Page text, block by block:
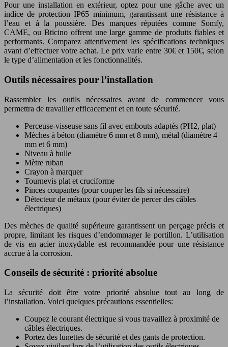
Pour une installation en extérieur, optez pour une gâche avec un
indice de protection IP65 minimum, garantissant une résistance à
l’eau et à la poussière. Des marques réputées comme Somfy,
CAME, ou Bticino offrent une large gamme de produits fiables et
performants. Comparez attentivement les spécifications techniques
avant d’effectuer votre achat. Le prix varie entre 30€ et 150€, selon
le type d’alimentation et les fonctionnalités.
Outils nécessaires pour l’installation
Rassembler les outils nécessaires avant de commencer vous
permettra de travailler efficacement et en toute sécurité.
Perceuse-visseuse sans fil avec embouts adaptés (PH2, plat)
Mèches à béton (diamètre 6 mm et 8 mm), métal (diamètre 4
mm et 6 mm)
Niveau à bulle
Mètre ruban
Crayon à marquer
Tournevis plat et cruciforme
Pinces coupantes (pour couper les fils si nécessaire)
Détecteur de métaux (pour éviter de percer des câbles
électriques)
Des mèches de qualité supérieure garantissent un perçage précis et
propre, limitant les risques d’endommager le portillon. L’utilisation
de vis en acier inoxydable est recommandée pour une résistance
accrue à la corrosion.
Conseils de sécurité : priorité absolue
La sécurité doit être votre priorité absolue tout au long de
l’installation. Voici quelques précautions essentielles:
Coupez le courant électrique si vous travaillez à proximité de
câbles électriques.
Portez des lunettes de sécurité et des gants de protection.